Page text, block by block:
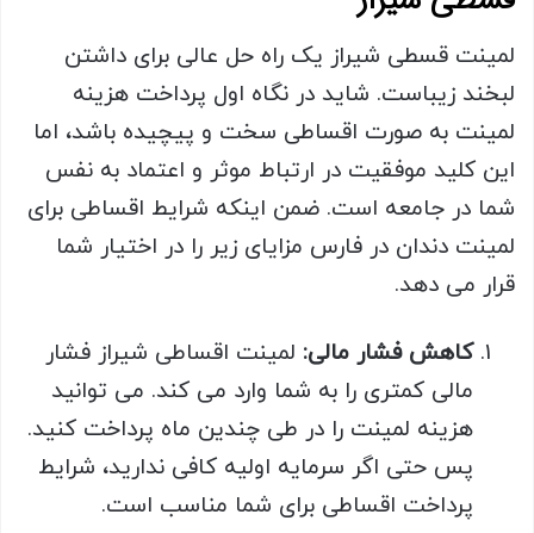
لمینت قسطی شیراز یک راه حل عالی برای داشتن
لبخند زیباست. شاید در نگاه اول پرداخت هزینه
لمینت به صورت اقساطی سخت و پیچیده باشد، اما
این کلید موفقیت در ارتباط موثر و اعتماد به نفس
شما در جامعه است. ضمن اینکه شرایط اقساطی برای
لمینت دندان در فارس مزایای زیر را در اختیار شما
قرار می دهد.
کاهش فشار مالی: لمینت اقساطی شیراز فشار
مالی کمتری را به شما وارد می کند. می توانید
هزینه لمینت را در طی چندین ماه پرداخت کنید.
پس حتی اگر سرمایه اولیه کافی ندارید، شرایط
پرداخت اقساطی برای شما مناسب است.